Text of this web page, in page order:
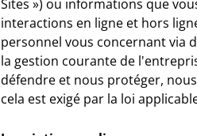
Sites ») ou informations que
interactions en ligne et hors
personnel vous concernant via
la gestion courante de
défendre et nous protéger,
cela est exigé par la loi